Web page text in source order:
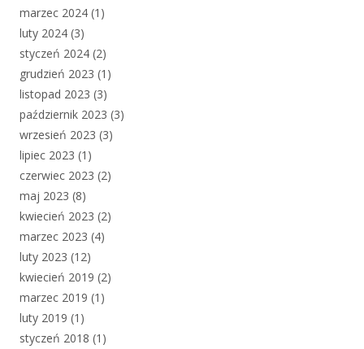
marzec 2024 (1)
luty 2024 (3)
styczeń 2024 (2)
grudzień 2023 (1)
listopad 2023 (3)
październik 2023 (3)
wrzesień 2023 (3)
lipiec 2023 (1)
czerwiec 2023 (2)
maj 2023 (8)
kwiecień 2023 (2)
marzec 2023 (4)
luty 2023 (12)
kwiecień 2019 (2)
marzec 2019 (1)
luty 2019 (1)
styczeń 2018 (1)